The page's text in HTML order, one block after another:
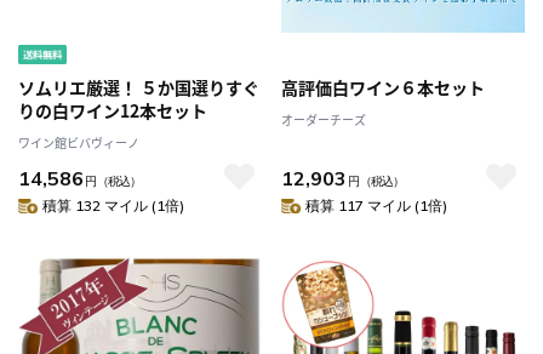
ソムリエ厳選！ ５か国選りすぐ
りの白ワイン12本セット
ワイン館ビバヴィーノ
14,586 円 （税込）
積算 132 マイル (1倍)
高評価白ワイン６本セット
オーダーチーズ
12,903 円 （税込）
積算 117 マイル (1倍)